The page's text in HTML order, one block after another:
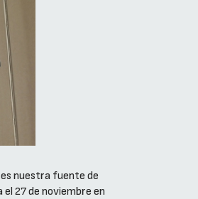
nuestra fuente de
27 de noviembre en